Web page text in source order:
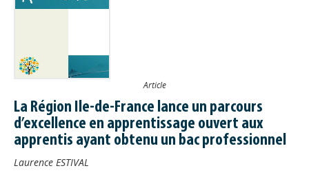
Article
La Région Ile-de-France lance un parcours
d’excellence en apprentissage ouvert aux
apprentis ayant obtenu un bac professionnel
Laurence ESTIVAL